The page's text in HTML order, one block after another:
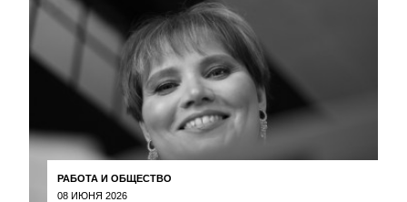
РАБОТА И ОБЩЕСТВО
08 ИЮНЯ 2026